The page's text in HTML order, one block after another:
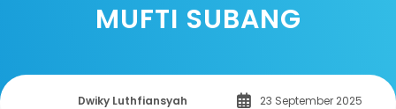
MUFTI SUBANG
Dwiky Luthfiansyah 23 September 2025